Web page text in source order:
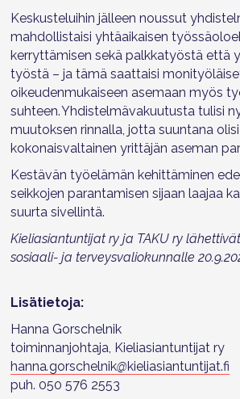
Keskusteluihin jälleen noussut
mahdollistaisi yhtäaikaisen
kerryttämisen sekä palkkatyöstä että
työstä – ja tämä saattaisi
oikeudenmukaiseen asemaan myös
suhteen. Yhdistelmävakuutusta tulisi
muutoksen rinnalla, jotta suuntana
kokonaisvaltainen yrittäjän aseman
Kestävän työelämän kehittäminen
seikkojen parantamisen sijaan laajaa
suurta sivellintä.
Kieliasiantuntijat ry ja TAKU ry
sosiaali- ja terveysvaliokunnalle
Lisätietoja:
Hanna Gorschelnik
toiminnanjohtaja, Kieliasiantuntijat ry
hanna.gorschelnik@kieliasiantuntijat.fi
puh. 050 576 2553